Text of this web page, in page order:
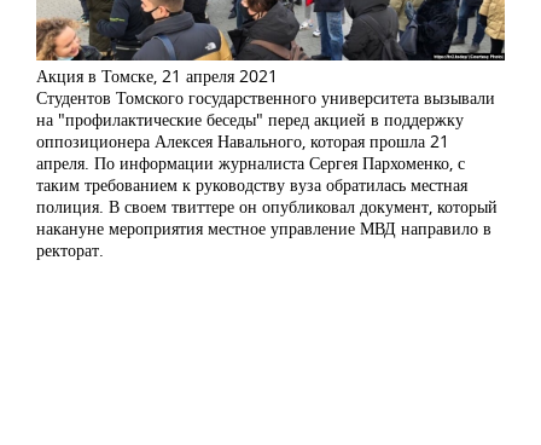
Акция в Томске, 21 апреля 2021
Студентов Томского государственного университета вызывали
на "профилактические беседы" перед акцией в поддержку
оппозиционера Алексея Навального, которая прошла 21
апреля. По информации журналиста Сергея Пархоменко, с
таким требованием к руководству вуза обратилась местная
полиция. В своем твиттере он опубликовал документ, который
накануне мероприятия местное управление МВД направило в
ректорат.